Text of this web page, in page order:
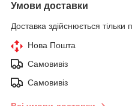
Умови доставки
Доставка здійснюється тільки
Нова Пошта
Самовивіз
Самовивіз